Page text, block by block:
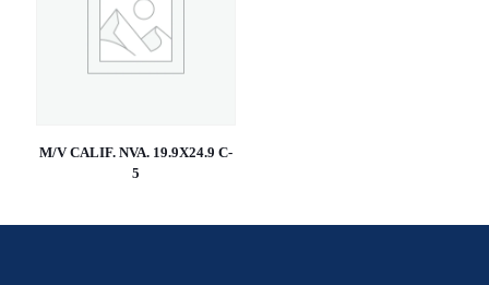
M/V CALIF. NVA. 19.9X24.9 C-
5